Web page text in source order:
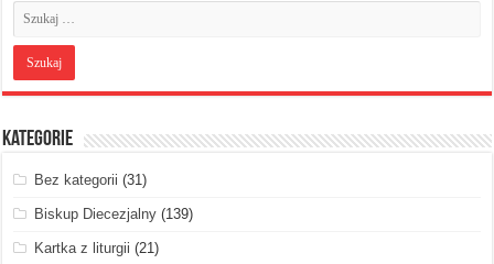
Kategorie
Bez kategorii (31)
Biskup Diecezjalny (139)
Kartka z liturgii (21)